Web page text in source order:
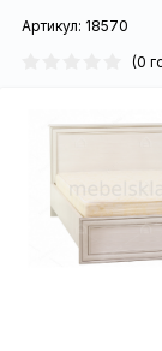
Артикул: 18570
(0